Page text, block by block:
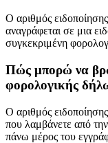
Ο αριθμός
αναγράφεται σε μια
συγκεκριμένη
Πώς μπορώ να
φορολογικής
Ο αριθμός
που λαμβάνετε από
πάνω μέρος του